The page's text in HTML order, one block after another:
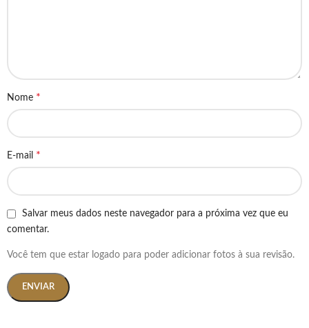
Nome *
E-mail *
Salvar meus dados neste navegador para a próxima vez que eu
comentar.
Você tem que estar logado para poder adicionar fotos à sua revisão.